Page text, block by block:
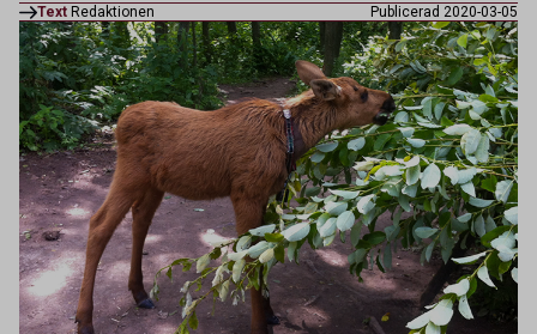
Text Redaktionen Publicerad 2020-03-05